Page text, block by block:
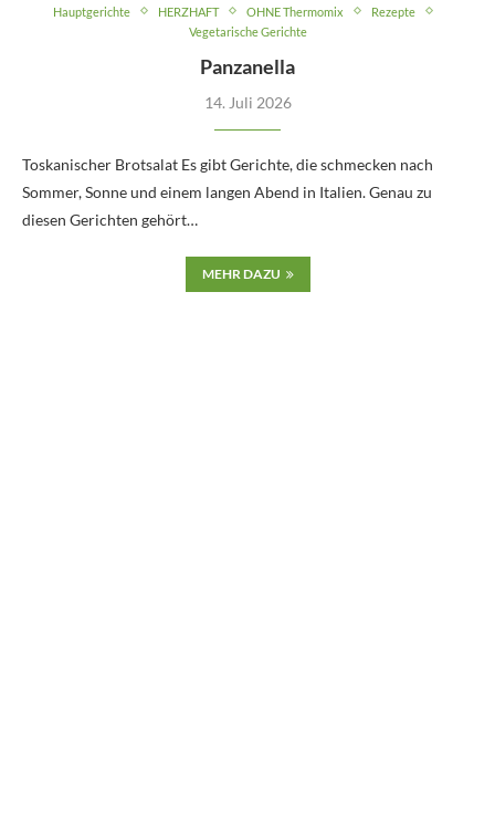
Hauptgerichte HERZHAFT OHNE Thermomix
Rezepte
Vegetarische Gerichte
Panzanella
14. Juli 2026
Toskanischer Brotsalat Es gibt Gerichte, die schmecken nach
Sommer, Sonne und einem langen Abend in Italien. Genau zu
diesen Gerichten gehört…
MEHR DAZU